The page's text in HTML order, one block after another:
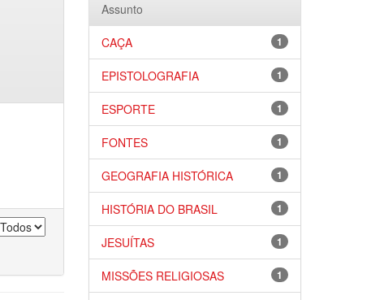
Assunto
1
CAÇA
1
EPISTOLOGRAFIA
1
ESPORTE
1
FONTES
1
GEOGRAFIA HISTÓRICA
1
HISTÓRIA DO BRASIL
1
JESUÍTAS
1
MISSÕES RELIGIOSAS